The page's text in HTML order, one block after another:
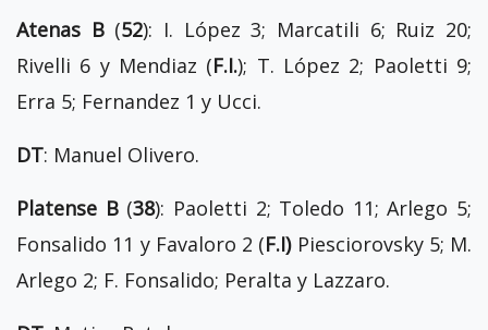
Atenas B (52): I. López 3; Marcatili 6; Ruiz 20;
Rivelli 6 y Mendiaz (F.I.); T. López 2; Paoletti 9;
Erra 5; Fernandez 1 y Ucci.
DT: Manuel Olivero.
Platense B (38): Paoletti 2; Toledo 11; Arlego 5;
Fonsalido 11 y Favaloro 2 (F.I) Piesciorovsky 5; M.
Arlego 2; F. Fonsalido; Peralta y Lazzaro.